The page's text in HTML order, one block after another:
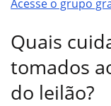
Acesse o grupo
Quais
tomados
do leilão?